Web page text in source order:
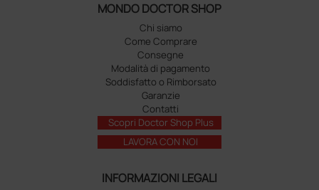
MONDO DOCTOR SHOP
Chi siamo
Come Comprare
Consegne
Modalità di pagamento
Soddisfatto o Rimborsato
Garanzie
Contatti
Scopri Doctor Shop Plus
LAVORA CON NOI
INFORMAZIONI LEGALI